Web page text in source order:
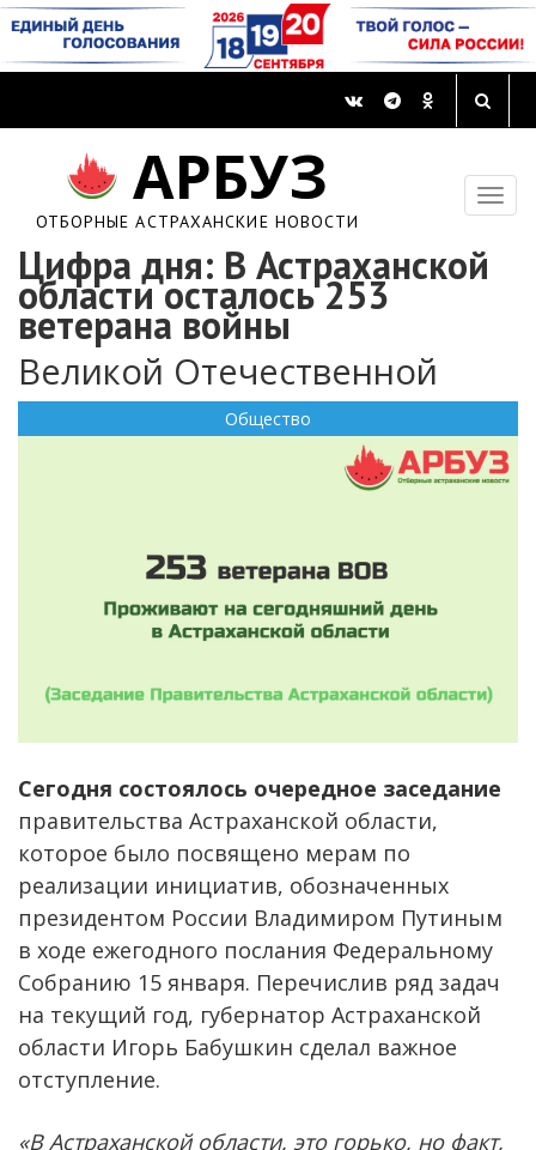
АРБУЗ
ОТБОРНЫЕ АСТРАХАНСКИЕ НОВОСТИ
Цифра дня: В Астраханской
области осталось 253
ветерана войны
Великой Отечественной
Общество
Сегодня состоялось очередное заседание
правительства Астраханской области,
которое было посвящено мерам по
реализации инициатив, обозначенных
президентом России Владимиром Путиным
в ходе ежегодного послания Федеральному
Собранию 15 января. Перечислив ряд задач
на текущий год, губернатор Астраханской
области Игорь Бабушкин сделал важное
отступление.
«В Астраханской области, это горько, но факт,